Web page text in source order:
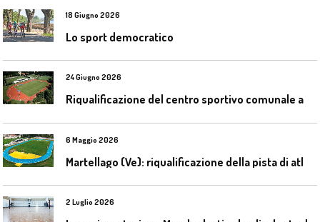
18 Giugno 2026
Lo sport democratico
24 Giugno 2026
6 Maggio 2026
2 Luglio 2026